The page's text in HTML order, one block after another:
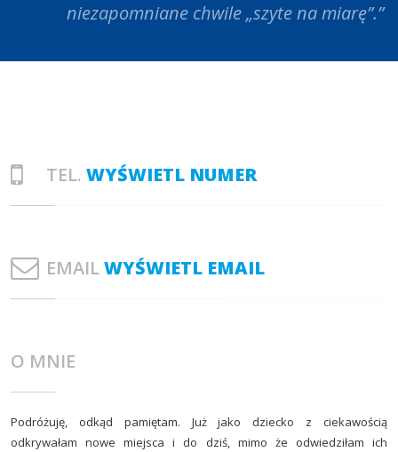
niezapomniane chwile „szyte na miarę”.”
TEL. WYŚWIETL NUMER
EMAILWYŚWIETL EMAIL
O MNIE
Podróżuję, odkąd pamiętam. Już jako dziecko z ciekawością
odkrywałam nowe miejsca i do dziś, mimo że odwiedziłam ich